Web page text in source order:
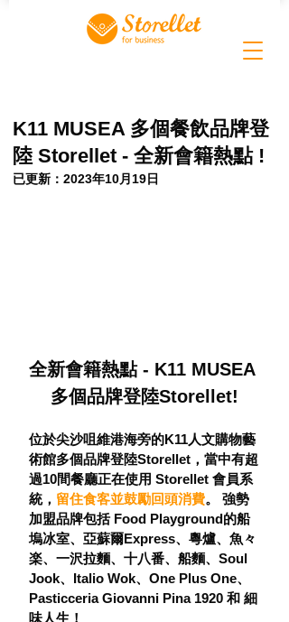
K11 MUSEA 多個餐飲品牌登
陸 Storellet - 全新會籍熱點 !
已更新： 2023年10月19日
全新會籍熱點 - K11 MUSEA
多個品牌登陸Storellet!
位於尖沙咀維港海旁的K11人文購物藝
術館多個品牌登陸Storellet，當中有超
過10間餐廳正在使用 Storellet 會員系
統， 留住食客並鼓勵回頭消費。 強勢
加盟品牌包括 Food Playground的船
塢冰室、亞蘇爾Express、粵爐、魚々
楽、一沢拉麵、十八番、船麵、Soul
Jook、Italio Wok、One Plus One、
Pasticceria Giovanni Pina 1920 和 細
味人生！